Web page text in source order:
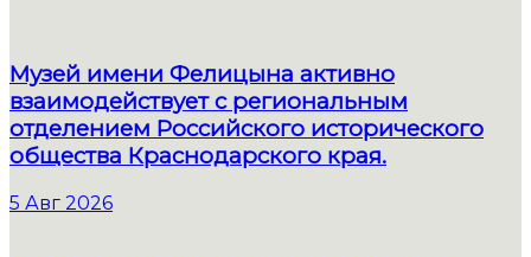
Музей имени Фелицына активно
взаимодействует с региональным
отделением Российского исторического
общества Краснодарского края.
5 Авг 2026